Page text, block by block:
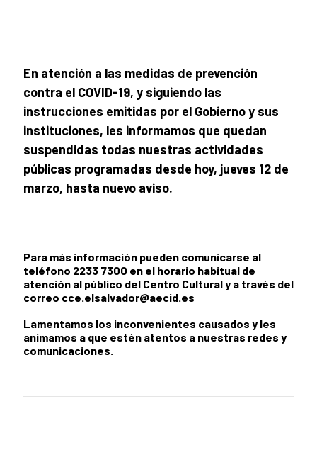
En atención a las medidas de prevención
contra el COVID-19, y siguiendo las
instrucciones emitidas por el Gobierno y sus
instituciones, les informamos que quedan
suspendidas todas nuestras actividades
públicas programadas desde hoy, jueves 12 de
marzo, hasta nuevo aviso.
Para más información pueden comunicarse al
teléfono 2233 7300 en el horario habitual de
atención al público del Centro Cultural y a través del
correo cce.elsalvador@aecid.es
Lamentamos los inconvenientes causados y les
animamos a que estén atentos a nuestras redes y
comunicaciones.